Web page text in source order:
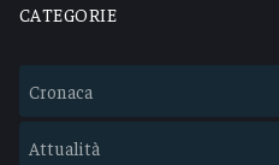
CATEGORIE
Cronaca
Attualità